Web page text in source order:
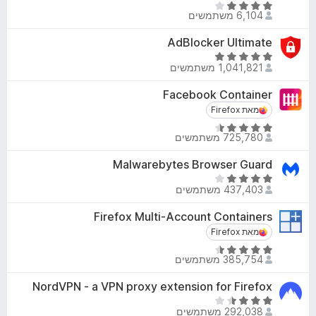
ו
5
4
6
מ
ת
ך
5
ד
י
ו
ג
.
1
מ
ת
ך
5
6,104 משתמשים
AdBlocker Ultimate
ד
י
ו
ג
4
8
מ
ת
ך
5
1,041,821 משתמשים
Facebook Container
מאת Firefox
מאת Firefox
ד
י
ר
ו
ג
.
5
מ
ת
ך
5
725,780 משתמשים
Malwarebytes Browser Guard
ד
י
ו
ג
4
2
מ
ת
437,403 משתמשים
Firefox Multi-Account Containers
מאת Firefox
מאת Firefox
ד
י
ו
ג
385,754 משתמשים
NordVPN - a VPN proxy extension for Firefox
ד
292,038 משתמשים